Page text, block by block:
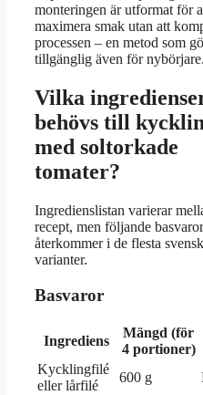
monteringen är utformat för
maximera smak utan att
processen – en metod som
tillgänglig även för nybörjare.
Vilka
behövs till
med soltorkade
tomater?
Ingredienslistan varierar
recept, men följande basvaror
återkommer i de flesta
varianter.
Basvaror
Ingrediens
Mängd (för
4 portioner)
Kycklingfilé
eller lårfilé
600 g